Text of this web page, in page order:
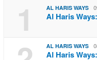
1 AL HARIS WAYS
Al Haris
AL HARIS WAYS
Al Haris